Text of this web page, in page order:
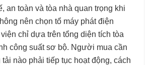
an toàn và tòa nhà quan trọng khi
nên chọn tổ máy phát điện
chỉ dựa trên tổng diện tích tòa
công suất sơ bộ. Người mua cần
nào phải tiếp tục hoạt động, cách